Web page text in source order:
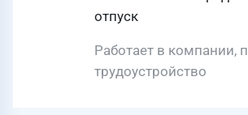
отпуск
Работает в компании,
трудоустройство